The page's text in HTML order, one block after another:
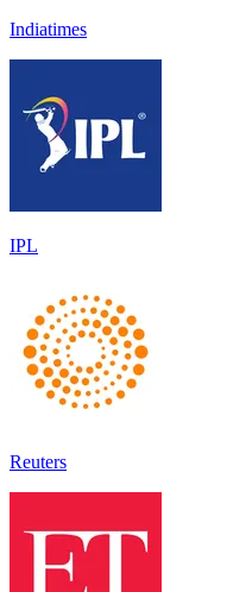
Indiatimes
IPL
Reuters